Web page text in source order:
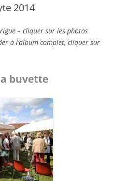
2014
– cliquer sur les photos
à l’album complet, cliquer sur
buvette